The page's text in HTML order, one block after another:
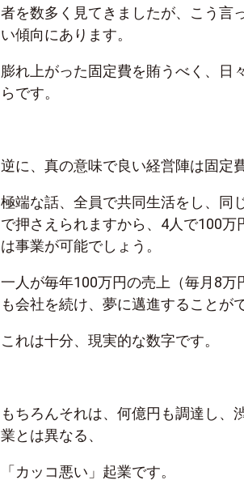
者を数多く見てきましたが、こう言
い傾向にあります。
膨れ上がった固定費を賄うべく、日
らです。
逆に、真の意味で良い経営陣は固定
極端な話、全員で共同生活をし、同
で押さえられますから、4人で100
は事業が可能でしょう。
一人が毎年100万円の売上（毎月8
も会社を続け、夢に邁進することが
これは十分、現実的な数字です。
もちろんそれは、何億円も調達し、
業とは異なる、
「カッコ悪い」起業です。